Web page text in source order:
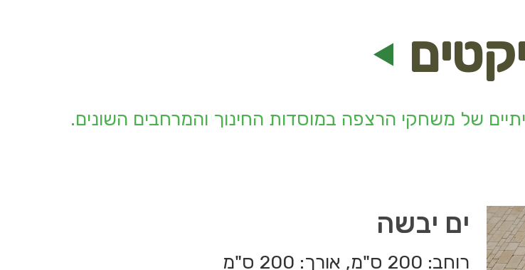
של משחקי הרצפה במוסדות החינוך והמרחבים השונים.
ים יבשה
רוחב: 200 ס"מ, אורך: 200 ס"מ